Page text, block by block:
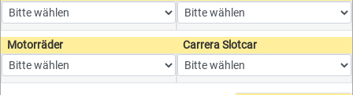
Motorräder Carrera Slotcar